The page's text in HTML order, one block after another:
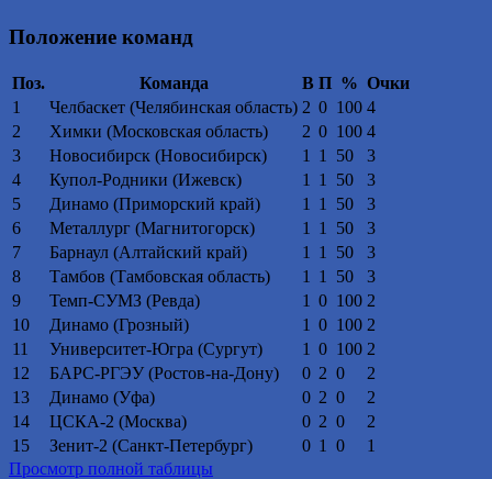
Положение команд
Поз. Команда В П % Очки
1
Челбаскет (Челябинская область) 2 0 100 4
2
Химки (Московская область) 2 0 100 4
3
Новосибирск (Новосибирск) 1 1 50
3
4
Купол-Родники (Ижевск) 1 1 50
3
5
Динамо (Приморский край) 1 1 50
3
6
Металлург (Магнитогорск) 1 1 50
3
7
Барнаул (Алтайский край) 1 1 50
3
8
Тамбов (Тамбовская область) 1 1 50
3
9
Темп-СУМЗ (Ревда) 1 0 100 2
10
Динамо (Грозный) 1 0 100 2
11
Университет-Югра (Сургут) 1 0 100 2
12
БАРС-РГЭУ (Ростов-на-Дону) 0 2 0
2
13
Динамо (Уфа) 0 2 0
2
14
ЦСКА-2 (Москва) 0 2 0
2
15
Зенит-2 (Санкт-Петербург) 0 1 0
1
Просмотр полной таблицы